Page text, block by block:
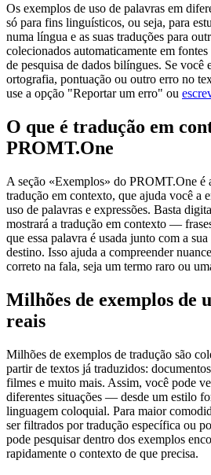
Os exemplos de uso de palavras em
só para fins linguísticos, ou seja, para
numa língua e as suas traduções para
colecionados automaticamente em
de pesquisa de dados bilíngues. Se você
ortografia, pontuação ou outro erro no
use a opção "Reportar um erro" ou
O que é tradução em
PROMT.One
A seção «Exemplos» do PROMT.One é
tradução em contexto, que ajuda você a
uso de palavras e expressões. Basta
mostrará a tradução em contexto —
que essa palavra é usada junto com a
destino. Isso ajuda a compreender
correto na fala, seja um termo raro ou
Milhões de exemplos de
reais
Milhões de exemplos de tradução são
partir de textos já traduzidos:
filmes e muito mais. Assim, você pode
diferentes situações — desde um estilo
linguagem coloquial. Para maior
ser filtrados por tradução específica ou
pode pesquisar dentro dos exemplos
rapidamente o contexto de que precisa.